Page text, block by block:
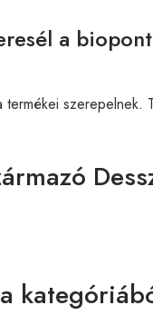
a
szerepelnek.